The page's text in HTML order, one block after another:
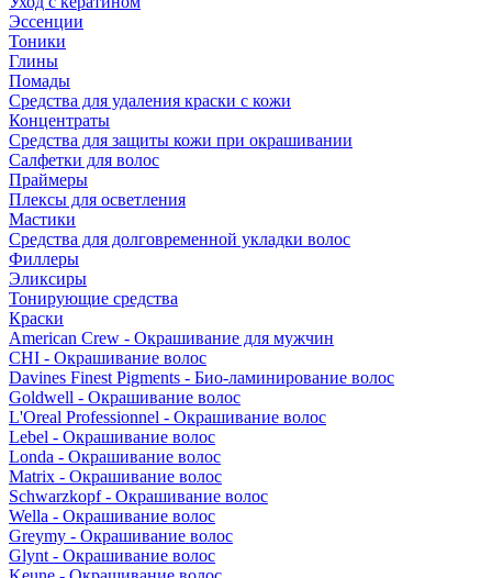
Эссенции
Тоники
Глины
Помады
Средства для удаления краски с кожи
Концентраты
Средства для защиты кожи при окрашивании
Салфетки для волос
Праймеры
Плексы для осветления
Мастики
Средства для долговременной укладки волос
Филлеры
Эликсиры
Тонирующие средства
Краски
American Crew - Окрашивание для мужчин
CHI - Окрашивание волос
Davines Finest Pigments - Био-ламинирование волос
Goldwell - Окрашивание волос
L'Oreal Professionnel - Окрашивание волос
Lebel - Окрашивание волос
Londa - Окрашивание волос
Matrix - Окрашивание волос
Schwarzkopf - Окрашивание волос
Wella - Окрашивание волос
Greymy - Окрашивание волос
Glynt - Окрашивание волос